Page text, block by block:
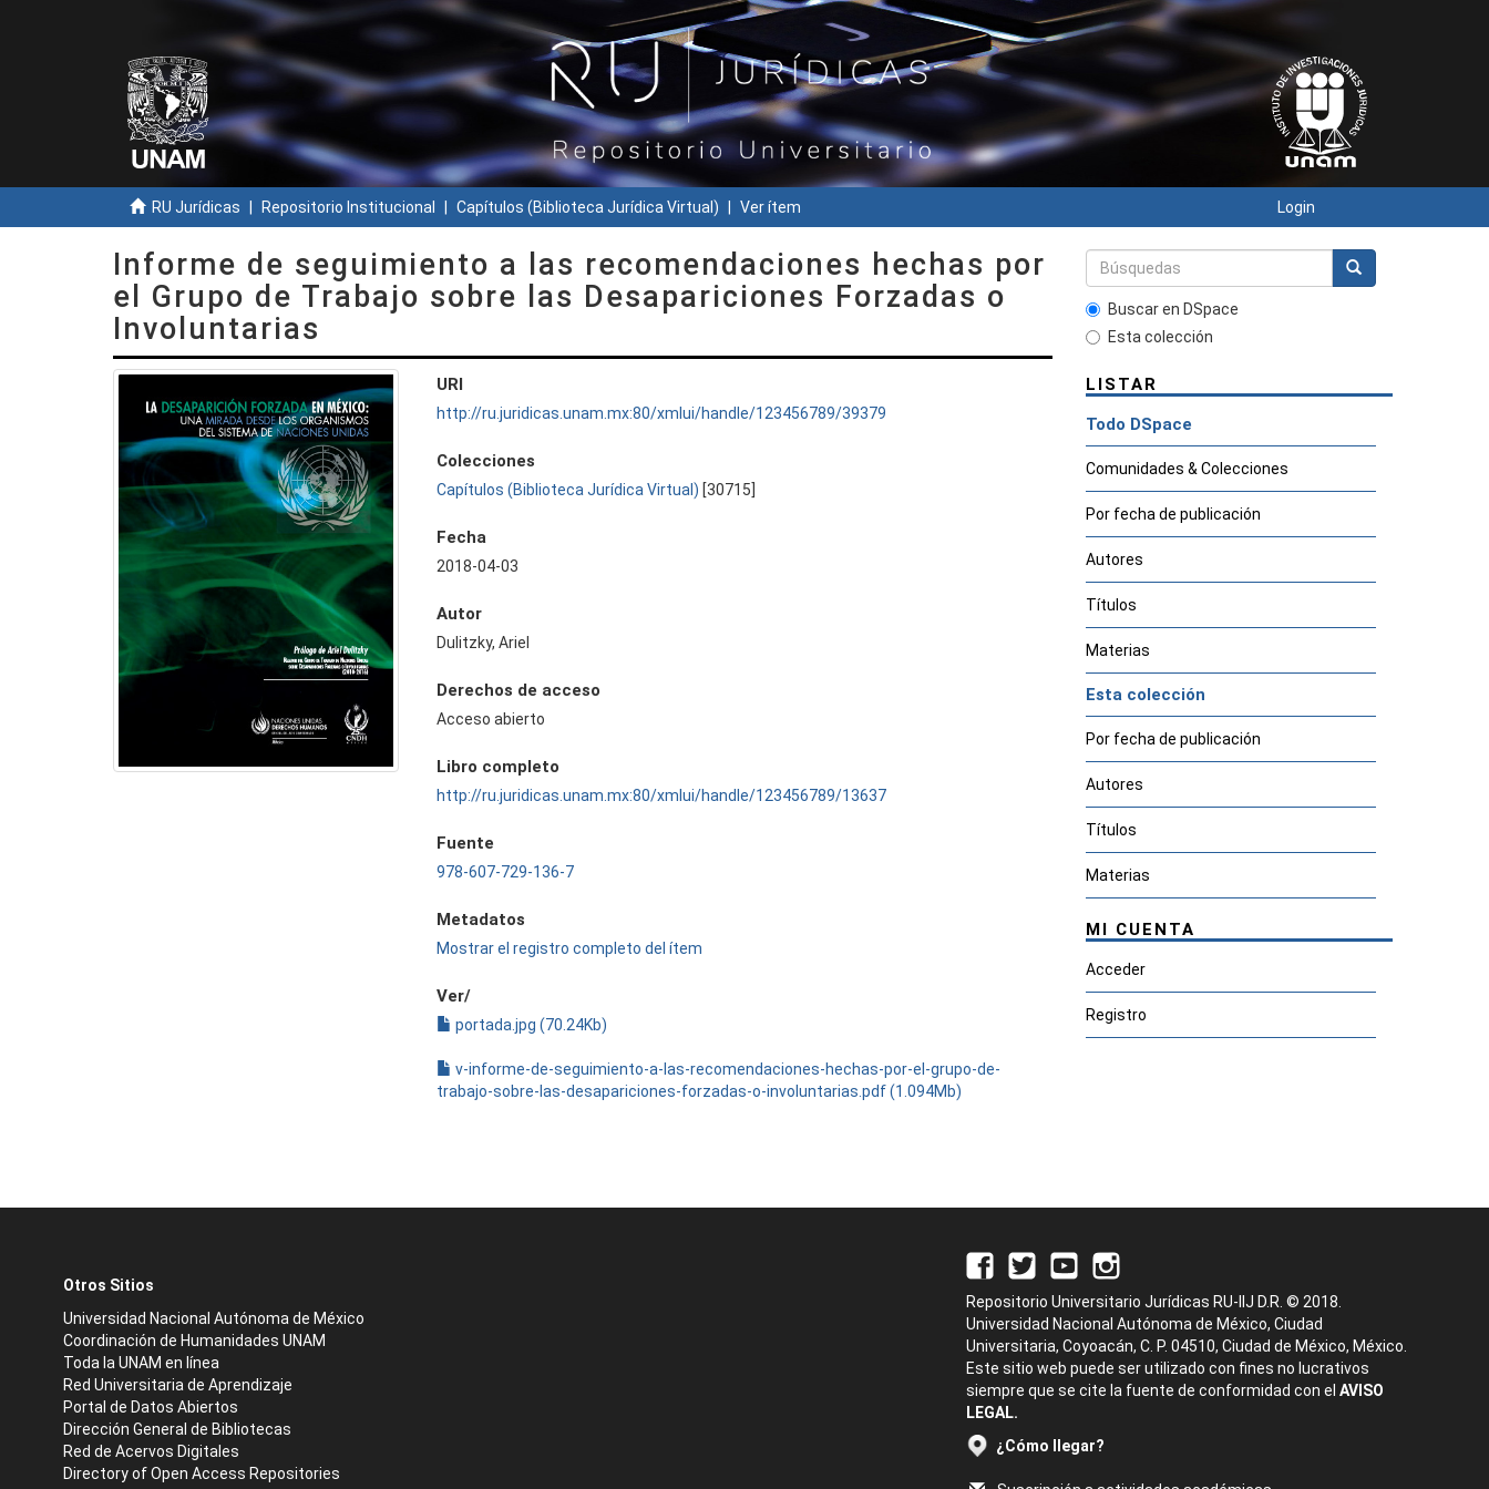
RU Jurídicas Repositorio Institucional Capítulos (Biblioteca Jurídica Virtual) Ver ítem Login
Informe de seguimiento a las recomendaciones hechas por
el Grupo de Trabajo sobre las Desapariciones Forzadas o
Involuntarias
URI
http://ru.juridicas.unam.mx:80/xmlui/handle/123456789/39379
Colecciones
Capítulos (Biblioteca Jurídica Virtual) [30715]
Fecha
2018-04-03
Autor
Dulitzky, Ariel
Derechos de acceso
Acceso abierto
Libro completo
http://ru.juridicas.unam.mx:80/xmlui/handle/123456789/13637
Fuente
978-607-729-136-7
Metadatos
Mostrar el registro completo del ítem
Ver/
portada.jpg (70.24Kb)
v-informe-de-seguimiento-a-las-recomendaciones-hechas-por-el-grupo-de-
trabajo-sobre-las-desapariciones-forzadas-o-involuntarias.pdf (1.094Mb)
Buscar en DSpace
Esta colección
LISTAR
Todo DSpace
Comunidades & Colecciones
Por fecha de publicación
Autores
Títulos
Materias
Esta colección
Por fecha de publicación
Autores
Títulos
Materias
MI CUENTA
Acceder
Registro
Otros Sitios
Universidad Nacional Autónoma de México
Coordinación de Humanidades UNAM
Toda la UNAM en línea
Red Universitaria de Aprendizaje
Portal de Datos Abiertos
Dirección General de Bibliotecas
Red de Acervos Digitales
Directory of Open Access Repositories
Repositorio Universitario Jurídicas RU-IIJ D.R. © 2018.
Universidad Nacional Autónoma de México, Ciudad
Universitaria, Coyoacán, C. P. 04510, Ciudad de México, México.
Este sitio web puede ser utilizado con fines no lucrativos
siempre que se cite la fuente de conformidad con el AVISO
LEGAL.
¿Cómo llegar?